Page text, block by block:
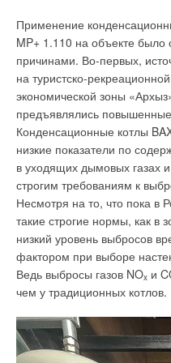
Применение
MP+ 1.110 на объекте было
причинами. Во-первых,
на туристско-
экономической зоны
предъявлялись
Конденсационные котлы
низкие показатели по
в уходящих дымовых газах
строгим требованиям к
Несмотря на то, что пока в
такие строгие нормы, как в
низкий уровень выбросов
фактором при выборе
Ведь выбросы газов NOx и
чем у традиционных котлов.
В качестве оборудования
выбран геотермальный
TR самой высокой
разделения со старой
тактования оборудования
номинального расхода
В качестве циркуляционных
и контура теплоносителя
энергоэффективные
затрат на электроэнергию,
потребление
электричества самого
теплового насоса Diematic
в погодозависимом режиме
комнатной температуры в
достаточная температура
насоса для нужд отопления.
запущенного в 2014 году,
в связи с изменением норм
новых технологий. В-
требовалось выполнить две
газопровод.